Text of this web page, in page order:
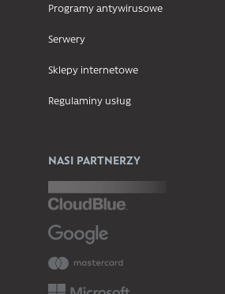
Programy antywirusowe
Serwery
Sklepy internetowe
Regulaminy usług
NASI PARTNERZY